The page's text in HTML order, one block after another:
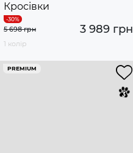
Кросівки
3 989 грн
5 698 грн
1 колір
PREMIUM